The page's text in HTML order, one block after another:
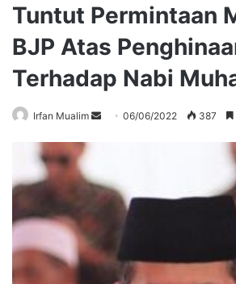
Tuntut Permintaan
BJP Atas
Terhadap Nabi
Irfan Mualim
Send06/06/2022 387